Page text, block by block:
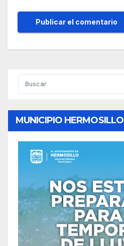
MUNICIPIO HERMOSILLO